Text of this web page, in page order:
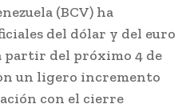
(BCV) ha
del dólar y del euro
partir del próximo 4 de
un ligero incremento
con el cierre